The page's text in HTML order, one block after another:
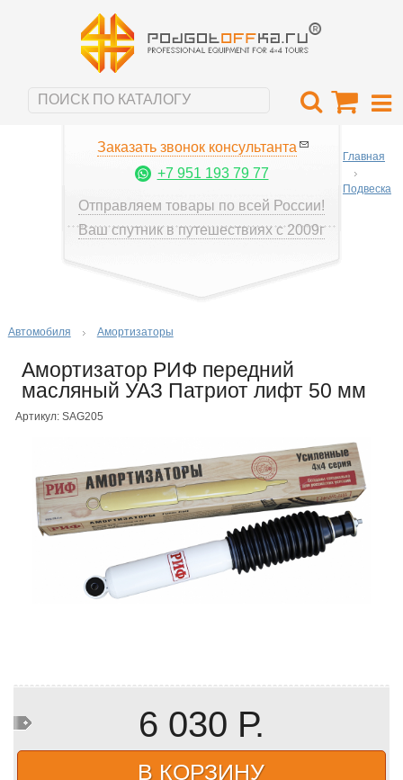
Заказать звонок консультанта
+7 951 193 79 77
Отправляем товары по всей России!
Ваш спутник в путешествиях с 2009г
Главная
Подвеска
Автомобиля Амортизаторы
Амортизатор РИФ передний
масляный УАЗ Патриот лифт 50 мм
Артикул: SAG205
6 030 Р.
В КОРЗИНУ